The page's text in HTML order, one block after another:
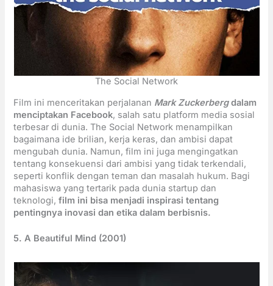
The Social Network
Film ini menceritakan perjalanan Mark Zuckerberg dalam
menciptakan Facebook, salah satu platform media sosial
terbesar di dunia. The Social Network menampilkan
bagaimana ide brilian, kerja keras, dan ambisi dapat
mengubah dunia. Namun, film ini juga mengingatkan
tentang konsekuensi dari ambisi yang tidak terkendali,
seperti konflik dengan teman dan masalah hukum. Bagi
mahasiswa yang tertarik pada dunia startup dan
teknologi,film ini bisa menjadi inspirasi tentang
pentingnya inovasi dan etika dalam berbisnis.
5. A Beautiful Mind (2001)